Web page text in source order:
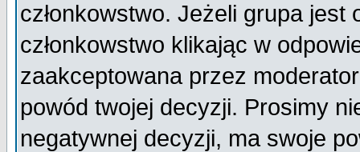
członkowstwo. Jeżeli grupa
członkowstwo klikając w
zaakceptowana przez
powód twojej decyzji. Prosimy
negatywnej decyzji, ma swoje